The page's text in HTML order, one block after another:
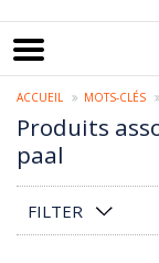
ACCUEIL MOTS-CLÉS
Produits
paal
FILTER